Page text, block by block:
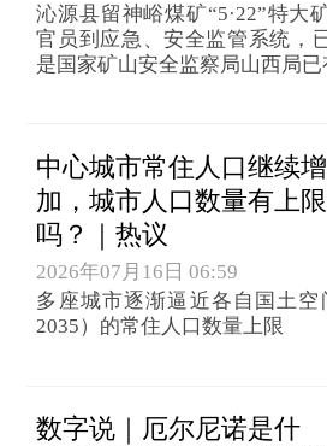
沁源县留神峪煤矿“5·22”特大
官员到应急、安全监管系统，
是国家矿山安全监察局山西局
中心城市常住人口继续增
加，城市人口数量有上限
吗？｜热议
2026年07月16日 06:59
多座城市逐渐逼近各自国土空
2035）的常住人口数量上限
数字说｜厄尔尼诺是什